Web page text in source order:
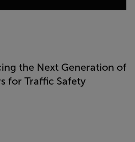
the Next Generation of
for Traffic Safety